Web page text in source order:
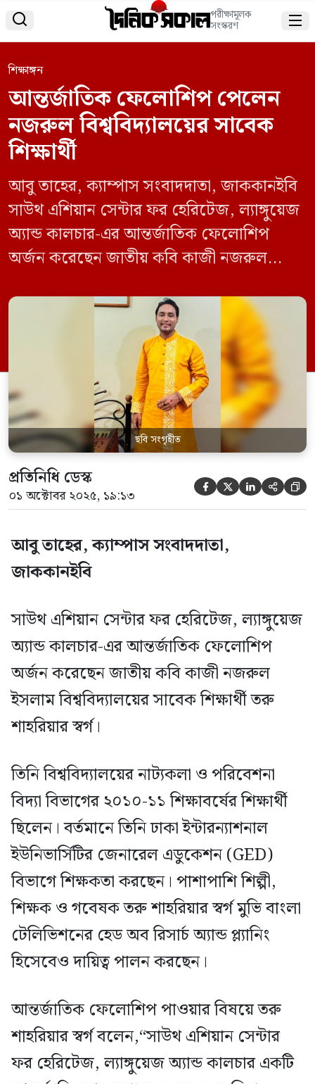
 পরীক্ষামূলক
সংস্করণ 
শিক্ষাঙ্গন
আন্তর্জাতিক ফেলোশিপ পেলেন
নজরুল বিশ্ববিদ্যালয়ের সাবেক
শিক্ষার্থী
আবু তাহের, ক্যাম্পাস সংবাদদাতা, জাককানইবি
সাউথ এশিয়ান সেন্টার ফর হেরিটেজ, ল্যাঙ্গুয়েজ
অ্যান্ড কালচার-এর আন্তর্জাতিক ফেলোশিপ
অর্জন করেছেন জাতীয় কবি কাজী নজরুল
শাহরিয়ার স্বর্গ। তিনি বিশ্ববিদ্যালয়ের নাট্যকলা ও
পরিবেশনা বিদ্যা বিভাগের ২০১০-১১ শিক্ষাবর্ষের
শিক্ষার্থী ছিলেন। বর্তমানে তিনি ঢাকা
ইন্টারন্যাশনাল ইউনিভার্সিটির জেনারেল
এডুকেশন (GED) বিভাগে শিক্ষকতা করছেন।
পাশাপাশি শিল্পী, শিক্ষক ও গবেষক […]
ছবি সংগৃহীত
প্রতিনিধি ডেস্ক
০১ অক্টোবর ২০২৫, ১৯:১৩     
আবু তাহের, ক্যাম্পাস সংবাদদাতা,
জাককানইবি
সাউথ এশিয়ান সেন্টার ফর হেরিটেজ, ল্যাঙ্গুয়েজ
অ্যান্ড কালচার-এর আন্তর্জাতিক ফেলোশিপ
অর্জন করেছেন জাতীয় কবি কাজী নজরুল
ইসলাম বিশ্ববিদ্যালয়ের সাবেক শিক্ষার্থী তরু
শাহরিয়ার স্বর্গ।
তিনি বিশ্ববিদ্যালয়ের নাট্যকলা ও পরিবেশনা
বিদ্যা বিভাগের ২০১০-১১ শিক্ষাবর্ষের শিক্ষার্থী
ছিলেন। বর্তমানে তিনি ঢাকা ইন্টারন্যাশনাল
ইউনিভার্সিটির জেনারেল এডুকেশন (GED)
বিভাগে শিক্ষকতা করছেন। পাশাপাশি শিল্পী,
শিক্ষক ও গবেষক তরু শাহরিয়ার স্বর্গ মুভি বাংলা
টেলিভিশনের হেড অব রিসার্চ অ্যান্ড প্ল্যানিং
হিসেবেও দায়িত্ব পালন করছেন।
আন্তর্জাতিক ফেলোশিপ পাওয়ার বিষয়ে তরু
শাহরিয়ার স্বর্গ বলেন,“সাউথ এশিয়ান সেন্টার
ফর হেরিটেজ, ল্যাঙ্গুয়েজ অ্যান্ড কালচার একটি